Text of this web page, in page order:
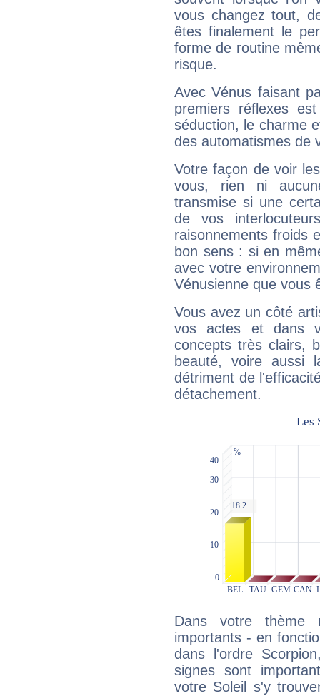
vous changez tout,
êtes finalement le
forme de routine
risque.
Avec Vénus faisant
premiers réflexes
séduction, le charme
des automatismes de
Votre façon de voir
vous, rien ni
transmise si une
de vos
raisonnements froids
bon sens : si en
avec votre
Vénusienne que vous
Vous avez un côté
vos actes et dans
concepts très clairs,
beauté, voire aussi
détriment de
détachement.
Dans votre thème
importants - en
dans l'ordre
signes sont
votre Soleil s'y